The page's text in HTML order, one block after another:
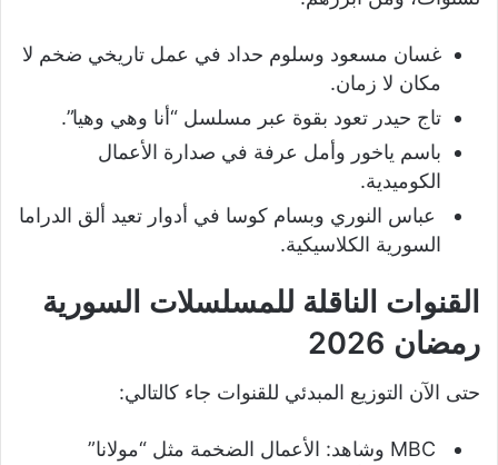
غسان مسعود وسلوم حداد في عمل تاريخي ضخم لا
مكان لا زمان.
تاج حيدر تعود بقوة عبر مسلسل “أنا وهي وهيا”.
باسم ياخور وأمل عرفة في صدارة الأعمال
الكوميدية.
عباس النوري وبسام كوسا في أدوار تعيد ألق الدراما
السورية الكلاسيكية.
القنوات الناقلة للمسلسلات السورية
رمضان 2026
حتى الآن التوزيع المبدئي للقنوات جاء كالتالي:
MBC وشاهد: الأعمال الضخمة مثل “مولانا”